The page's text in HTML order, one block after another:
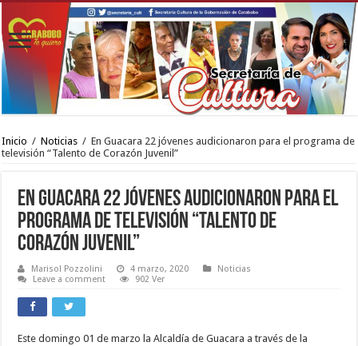
Inicio / Noticias / En Guacara 22 jóvenes audicionaron para el programa de
televisión “Talento de Corazón Juvenil”
En Guacara 22 jóvenes audicionaron para el
programa de televisión “Talento de
Corazón Juvenil”
Marisol Pozzolini 4 marzo, 2020
Noticias
Leave a comment
902 Ver
Este domingo 01 de marzo la Alcaldía de Guacara a través de la